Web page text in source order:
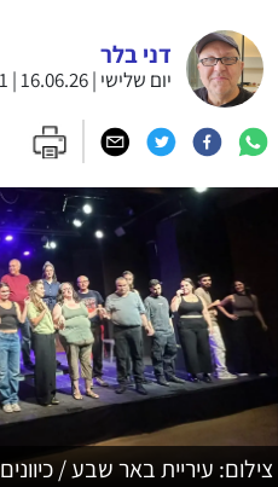
דני בלר
יום שלישי | 16.06.26 | 13:31
צילום: עיריית באר שבע / כיוונים